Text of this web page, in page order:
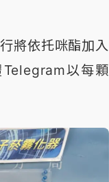
將依托咪酯加入
以每顆